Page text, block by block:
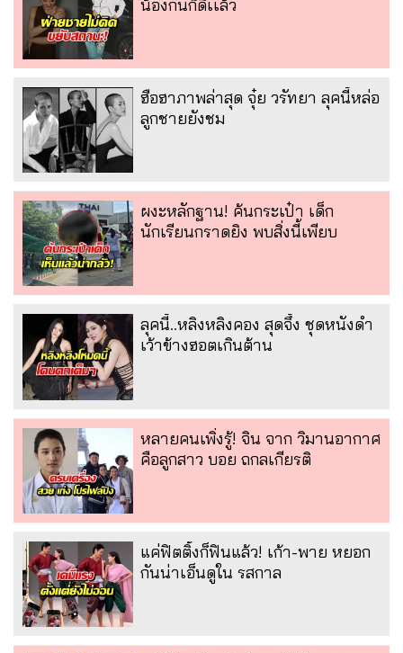
น้องกันก็ดีเเล้ว
ฮือฮาภาพล่าสุด จุ๋ย วรัทยา ลุคนี้หล่อ
ลูกชายยังชม
ผงะหลักฐาน! ค้นกระเป๋า เด็ก
นักเรียนกราดยิง พบสิ่งนี้เพียบ
ลุคนี้..หลิงหลิงคอง สุดจึ้ง ชุดหนังดำ
เว้าข้างฮอตเกินต้าน
หลายคนเพิ่งรู้! จิน จาก วิมานอากาศ
คือลูกสาว บอย ถกลเกียรติ
แค่ฟิตติ้งก็ฟินแล้ว! เก้า-พาย หยอก
กันน่าเอ็นดูใน รสกาล